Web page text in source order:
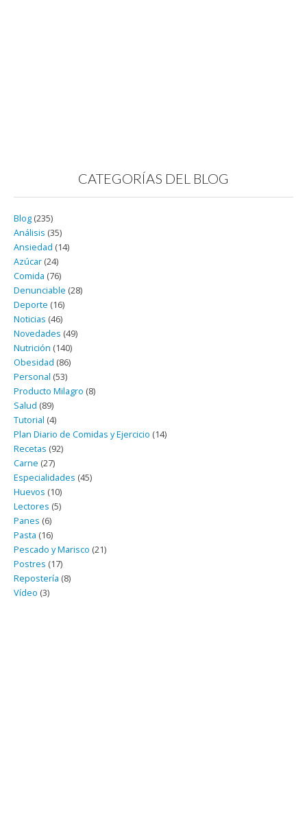
CATEGORÍAS DEL BLOG
Blog (235)
Análisis (35)
Ansiedad (14)
Azúcar (24)
Comida (76)
Denunciable (28)
Deporte (16)
Noticias (46)
Novedades (49)
Nutrición (140)
Obesidad (86)
Personal (53)
Producto Milagro (8)
Salud (89)
Tutorial (4)
Plan Diario de Comidas y Ejercicio (14)
Recetas (92)
Carne (27)
Especialidades (45)
Huevos (10)
Lectores (5)
Panes (6)
Pasta (16)
Pescado y Marisco (21)
Postres (17)
Repostería (8)
Vídeo (3)